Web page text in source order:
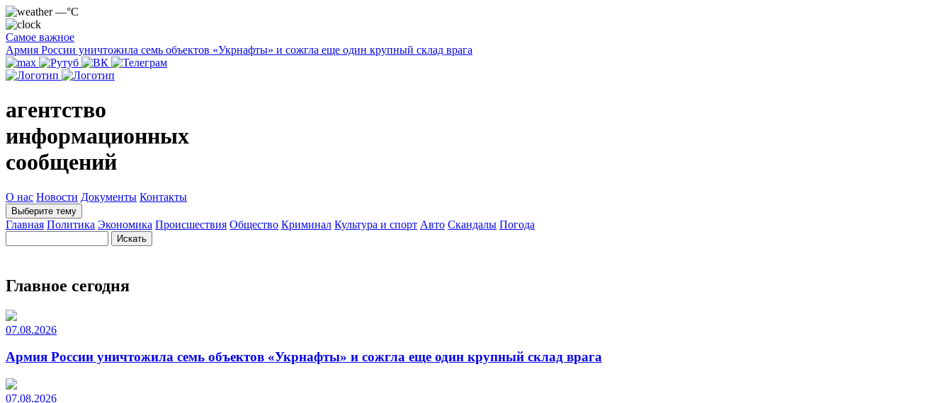
—°C
Самое важное
Армия России уничтожила семь объектов «Укрнафты» и сожгла еще один крупный склад врага
агентство
информационных
сообщений
О нас Новости Документы Контакты
Выберите тему
Главная Политика Экономика Происшествия Общество Криминал Культура и спорт Авто Скандалы Погода
Главное сегодня
07.08.2026
Армия России уничтожила семь объектов «Укрнафты» и сожгла еще один крупный склад врага
07.08.2026